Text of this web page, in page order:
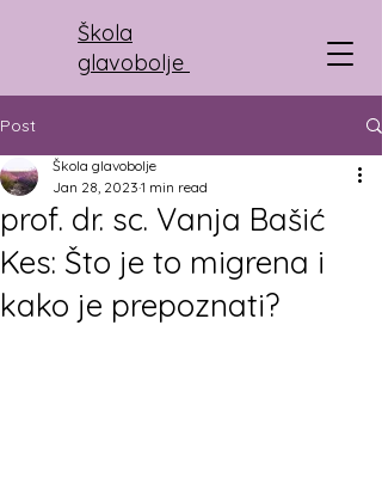
Škola
glavobolje
Post
prof. dr. sc. Vanja Bašić
Kes: Što je to migrena i
kako je prepoznati?
Škola glavobolje
Jan 28, 2023 1 min read